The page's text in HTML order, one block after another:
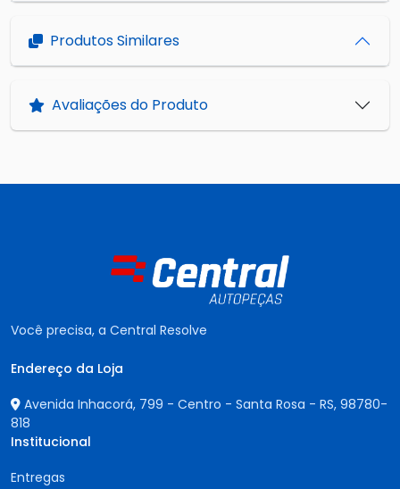
Produtos Similares
Avaliações do Produto
Você precisa, a Central Resolve
Endereço da Loja
Avenida Inhacorá, 799 - Centro - Santa Rosa - RS, 98780-
818
Institucional
Entregas